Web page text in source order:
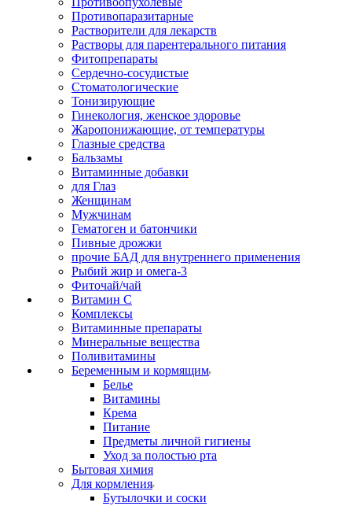
Противопаразитарные
Растворители для лекарств
Растворы для парентерального питания
Фитопрепараты
Сердечно-сосудистые
Стоматологические
Тонизирующие
Гинекология, женское здоровье
Жаропонижающие, от температуры
Глазные средства
Бальзамы
Витаминные добавки
для Глаз
Женщинам
Мужчинам
Гематоген и батончики
Пивные дрожжи
прочие БАД для внутреннего применения
Рыбий жир и омега-3
Фиточай/чай
Витамин С
Комплексы
Витаминные препараты
Минеральные вещества
Поливитамины
Беременным и кормящим
Белье
Витамины
Крема
Питание
Предметы личной гигиены
Уход за полостью рта
Бытовая химия
Для кормления
Бутылочки и соски